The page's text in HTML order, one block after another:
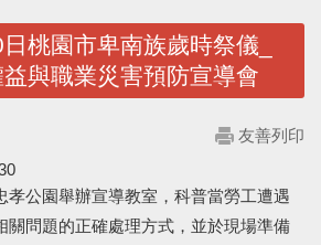
桃園市卑南族歲時祭儀_
與職業災害預防宣導會
友善列印
孝公園舉辦宣導教室，科普當勞工遭遇
關問題的正確處理方式，並於現場準備